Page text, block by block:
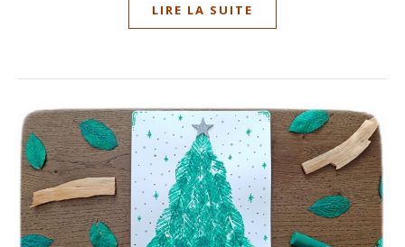
LIRE LA SUITE